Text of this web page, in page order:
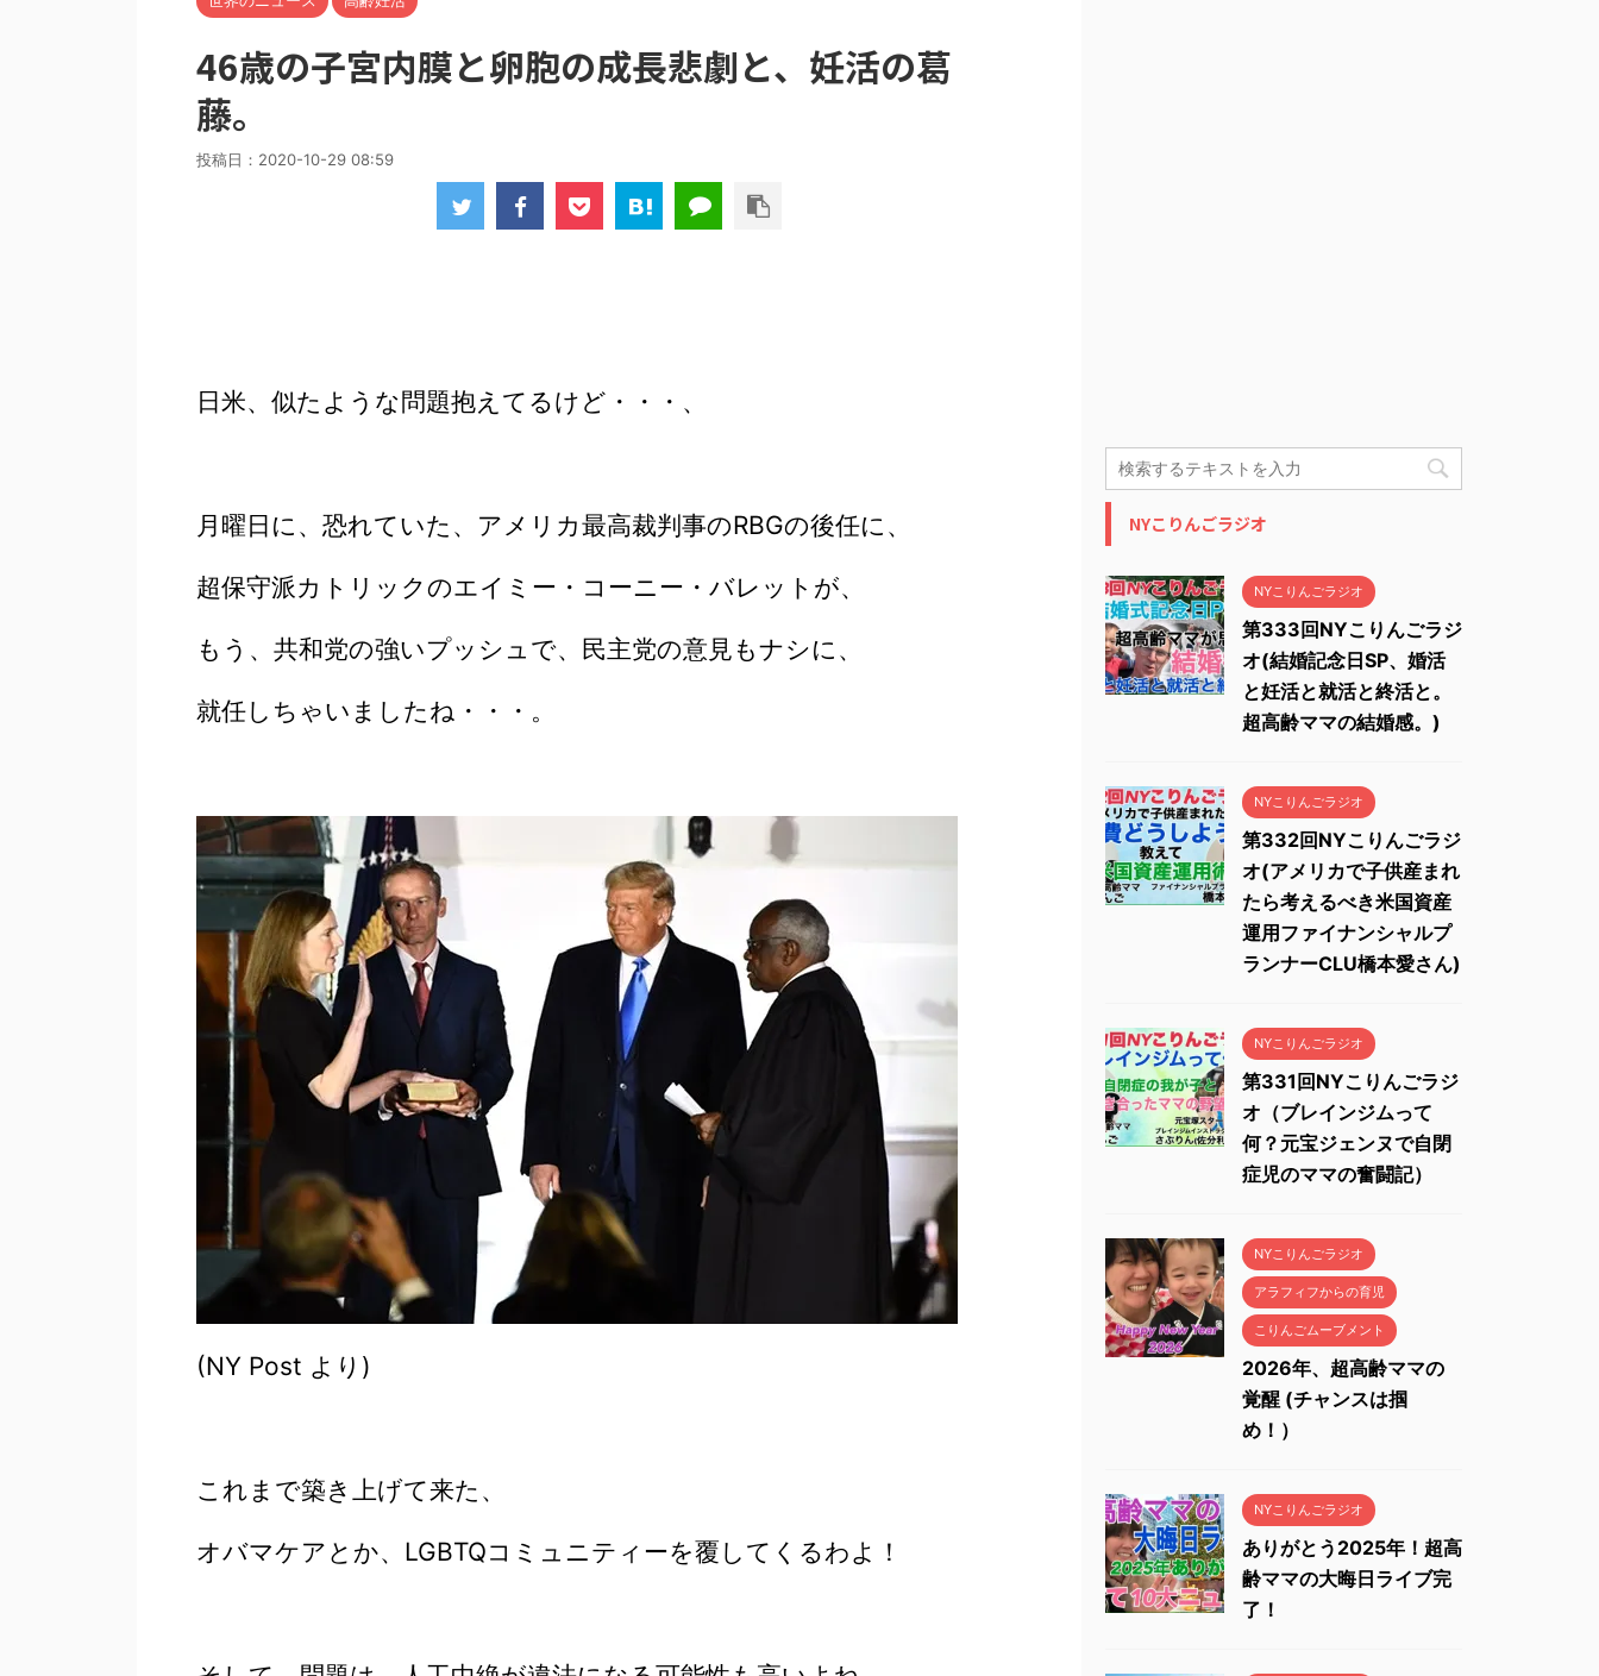
46歳の子宮内膜と卵胞の成長悲劇と、妊活の葛
藤。
投稿日： 2020-10-29 08:59
日米、似たような問題抱えてるけど・・・、
月曜日に、恐れていた、アメリカ最高裁判事のRBGの後任に、
超保守派カトリックのエイミー・コーニー・バレットが、
もう、共和党の強いプッシュで、民主党の意見もナシに、
就任しちゃいましたね・・・。
(NY Post より)
これまで築き上げて来た、
オバマケアとか、LGBTQコミュニティーを覆してくるわよ！
NYこりんごラジオ
NYこりんごラジオ
第333回NYこりんごラジ
オ(結婚記念日SP、婚活
と妊活と就活と終活と。
超高齢ママの結婚感。)
NYこりんごラジオ
第332回NYこりんごラジ
オ(アメリカで子供産まれ
たら考えるべき米国資産
運用ファイナンシャルプ
ランナーCLU橋本愛さん)
NYこりんごラジオ
第331回NYこりんごラジ
オ（ブレインジムって
何？元宝ジェンヌで自閉
症児のママの奮闘記）
NYこりんごラジオ
アラフィフからの育児
こりんごムーブメント
2026年、超高齢ママの
覚醒 (チャンスは掴
め！）
NYこりんごラジオ
ありがとう2025年！超高
齢ママの大晦日ライブ完
了！